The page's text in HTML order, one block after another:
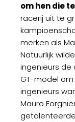
om hen die
racerij uit te
merken als
Natuurlijk
ingenieurs
GT-model
ingenieurs
Mauro